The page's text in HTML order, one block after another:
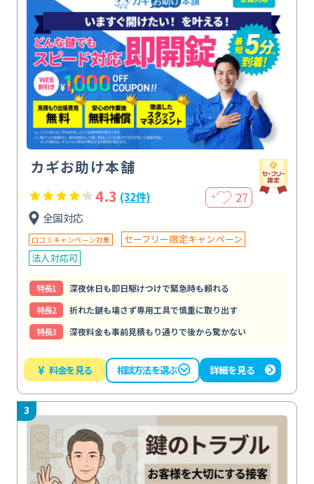
カギお助け本舗
4.3 (32件) ＋ 27
全国対応
口コミキャンペーン対象
セーフリー限定キャンペーン
法人対応可
特⻑1
深夜休日も即日駆けつけで緊急時も頼れる
特⻑2
折れた鍵も壊さず専用工具で慎重に取り出す
特⻑3
深夜料金も事前見積もり通りで後から驚かない
¥ 料金を見る 相談方法を選ぶ 詳細を見る
3